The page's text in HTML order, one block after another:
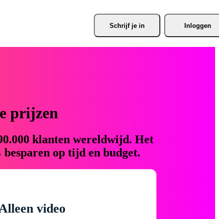
Schrijf je in Inloggen
prijzen
klanten wereldwijd. Het
op tijd en budget.
video